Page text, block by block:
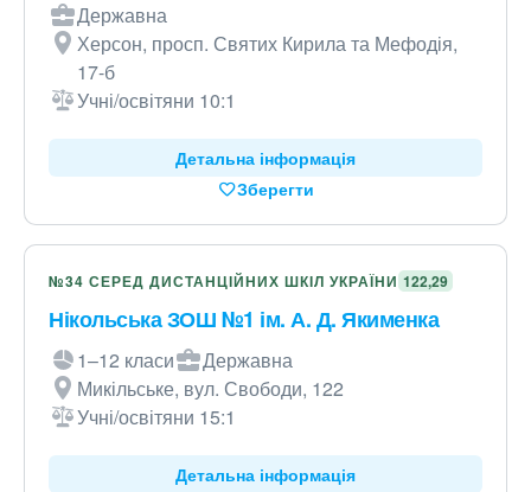
Державна
Херсон, просп. Святих Кирила та Мефодія,
17-б
Учні/освітяни 10:1
Детальна інформація
Зберегти
№34 СЕРЕД ДИСТАНЦІЙНИХ ШКІЛ УКРАЇНИ 122,29
Нікольська ЗОШ №1 ім. А. Д. Якименка
1–12 класи
Державна
Микільське, вул. Свободи, 122
Учні/освітяни 15:1
Детальна інформація